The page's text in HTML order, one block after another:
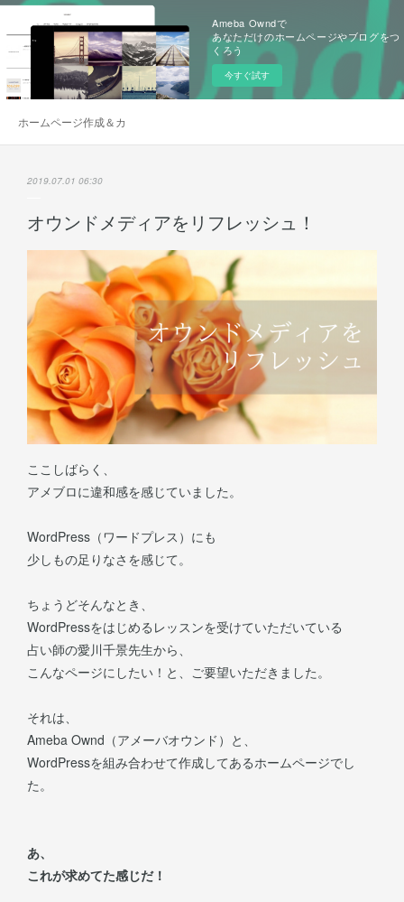
Ameba Owndで
あなただけのホームページやブログをつ
くろう
今すぐ試す
ホームページ作成＆カスタマイズ
2019.07.01 06:30
オウンドメディアをリフレッシュ！
ここしばらく、
アメブロに違和感を感じていました。
WordPress（ワードプレス）にも
少しもの足りなさを感じて。
ちょうどそんなとき、
WordPressをはじめるレッスンを受けていただいている
占い師の愛川千景先生から、
こんなページにしたい！と、ご要望いただきました。
それは、
Ameba Ownd（アメーバオウンド）と、
WordPressを組み合わせて作成してあるホームページでし
た。
あ、
これが求めてた感じだ！